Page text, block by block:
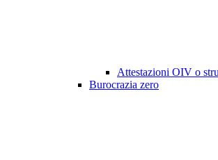
Attestazioni OIV o
Burocrazia zero